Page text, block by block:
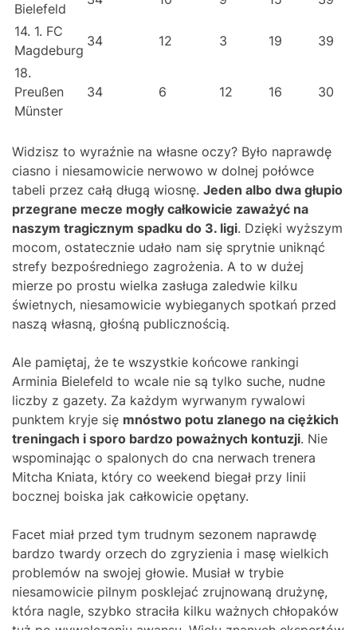
Bielefeld
14. 1. FC
Magdeburg
34 12 3 19
39
18.
Preußen
Münster
34 6 12 16 30
Widzisz to wyraźnie na własne oczy? Było naprawdę
ciasno i niesamowicie nerwowo w dolnej połówce
tabeli przez całą długą wiosnę. Jeden albo dwa głupio
przegrane mecze mogły całkowicie zaważyć na
naszym tragicznym spadku do 3. ligi. Dzięki wyższym
mocom, ostatecznie udało nam się sprytnie uniknąć
strefy bezpośredniego zagrożenia. A to w dużej
mierze po prostu wielka zasługa zaledwie kilku
świetnych, niesamowicie wybieganych spotkań przed
naszą własną, głośną publicznością.
Ale pamiętaj, że te wszystkie końcowe rankingi
Arminia Bielefeld to wcale nie są tylko suche, nudne
liczby z gazety. Za każdym wyrwanym rywalowi
punktem kryje się mnóstwo potu zlanego na ciężkich
treningach i sporo bardzo poważnych kontuzji. Nie
wspominając o spalonych do cna nerwach trenera
Mitcha Kniata, który co weekend biegał przy linii
bocznej boiska jak całkowicie opętany.
Facet miał przed tym trudnym sezonem naprawdę
bardzo twardy orzech do zgryzienia i masę wielkich
problemów na swojej głowie. Musiał w trybie
niesamowicie pilnym posklejać zrujnowaną drużynę,
która nagle, szybko straciła kilku ważnych chłopaków